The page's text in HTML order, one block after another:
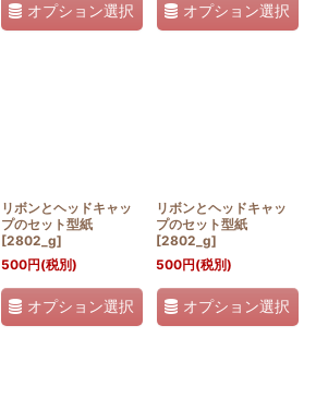
オプション選択 オプション選択
リボンとヘッドキャッ
プのセット型紙
[2802_g]
500円(税別)
オプション選択
リボンとヘッドキャッ
プのセット型紙
[2802_g]
500円(税別)
オプション選択